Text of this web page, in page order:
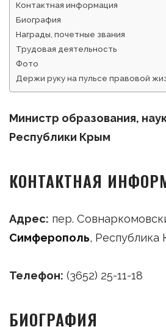
Контактная информация
Биография
Награды, почетные звания
Трудовая деятельность
Фото
Держи руку на пульсе правовой
Министр образования,
Республики Крым
КОНТАКТНАЯ
Адрес: пер.
Симферополь, Республика
Телефон: (3652) 25-11-18
БИОГРАФИЯ